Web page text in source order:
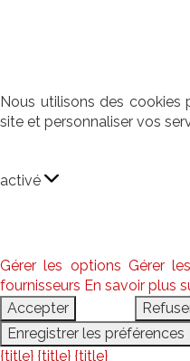
Nous utilisons des
site et personnaliser vos
activé
Gérer les options Gérer
fournisseurs En savoir plus
Accepter
Enregistrer les préférences
{title} {title} {title}